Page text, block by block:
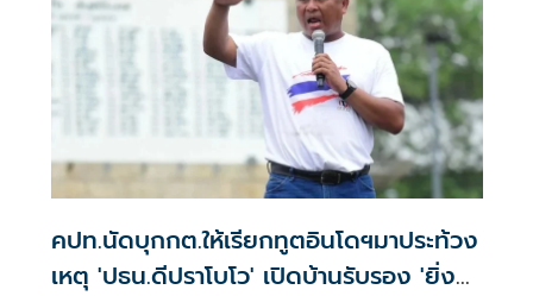
คปท.นัดบุกกต.ให้เรียกทูตอินโดฯมาประท้วง
เหตุ 'ปธน.ดีปราโบโว' เปิดบ้านรับรอง 'ยิ่ง